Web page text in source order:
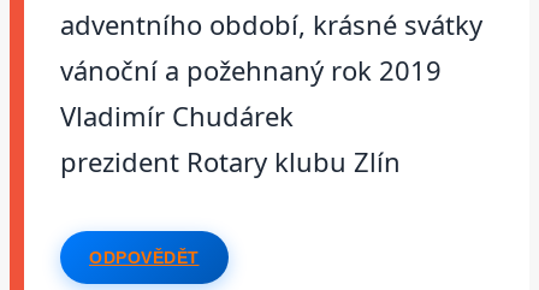
adventního období, krásné svátky
vánoční a požehnaný rok 2019
Vladimír Chudárek
prezident Rotary klubu Zlín
ODPOVĚDĚT